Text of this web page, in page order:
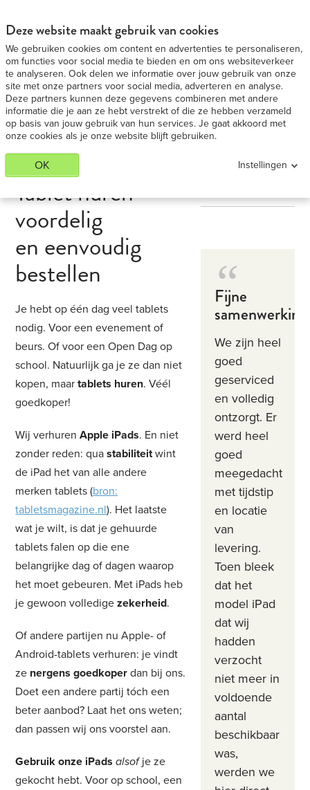
Deze website maakt gebruik van cookies
We gebruiken cookies om content en advertenties te personaliseren,
om functies voor social media te bieden en om ons websiteverkeer
te analyseren. Ook delen we informatie over jouw gebruik van onze
site met onze partners voor social media, adverteren en analyse.
Deze partners kunnen deze gegevens combineren met andere
informatie die je aan ze hebt verstrekt of die ze hebben verzameld
op basis van jouw gebruik van hun services. Je gaat akkoord met
onze cookies als je onze website blijft gebruiken.
OK Instellingen
Tablet huren –
voordelig
en eenvoudig
bestellen
Je hebt op één dag veel tablets
nodig. Voor een evenement of
beurs. Of voor een Open Dag op
school. Natuurlijk ga je ze dan niet
kopen, maartablets huren. Véél
goedkoper!
Wij verhurenApple iPads. En niet
zonder reden: quastabiliteitwint
de iPad het van alle andere
merken tablets (bron:
tabletsmagazine.nl). Het laatste
wat je wilt, is dat je gehuurde
tablets falen op die ene
belangrijke dag of dagen waarop
het moet gebeuren. Met iPads heb
je gewoon volledigezekerheid.
Of andere partijen nu Apple- of
Android-tablets verhuren: je vindt
ze nergens goedkoper dan bij ons.
Doet een andere partij tóch een
beter aanbod? Laat het ons weten;
dan passen wij ons voorstel aan.
Gebruik onze iPads alsofje ze
gekocht hebt. Voor op school, een
Fijne
samenwerking
We zijn heel
goed
geserviced
en volledig
ontzorgt. Er
werd heel
goed
meegedacht
met tijdstip
en locatie
van
levering.
Toen bleek
dat het
model iPad
dat wij
hadden
verzocht
niet meer in
voldoende
aantal
beschikbaar
was,
werden we